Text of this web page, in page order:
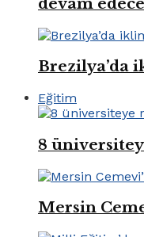
Brezilya’da
Eğitim
8
Mersin